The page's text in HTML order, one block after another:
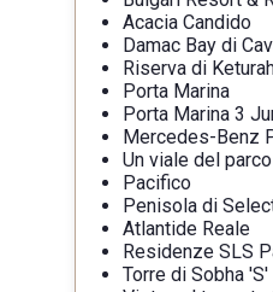
Acacia Candido
Damac Bay di
Riserva di
Porta Marina
Porta Marina 3
Mercedes-Benz
Un viale del parco
Pacifico
Penisola di
Atlantide Reale
Residenze SLS
Torre di Sobha 'S'